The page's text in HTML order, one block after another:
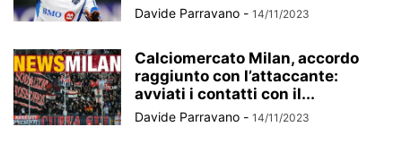
Davide Parravano - 14/11/2023
Calciomercato Milan, accordo
raggiunto con l’attaccante:
avviati i contatti con il...
Davide Parravano - 14/11/2023